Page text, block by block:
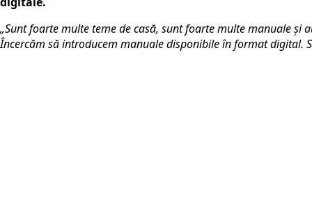
„Sunt foarte multe teme de casă, sunt foarte multe manuale și
Încercăm să introducem manuale disponibile în format digital.